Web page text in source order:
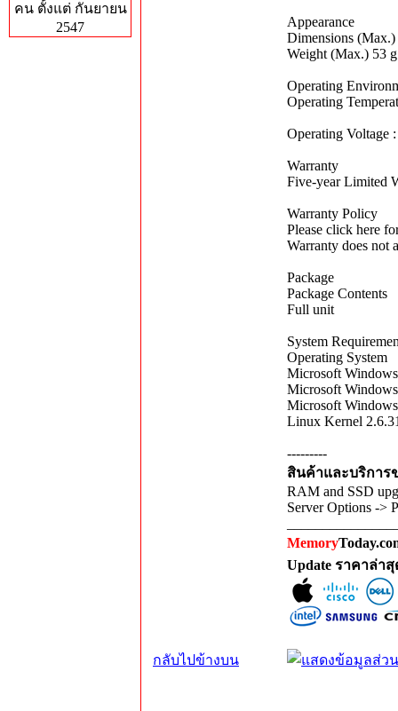
คน ตั้งแต่ กันยายน
2547
Appearance
Dimensions
Weight (Max.) 53
Operating
Operating
Operating Voltage
Warranty
Five-year Limited
Warranty Policy
Please click here
Warranty does not
Package
Package Contents
Full unit
System
Operating System
Microsoft
Microsoft
Microsoft
Linux Kernel
---------
สินค้าและบริการ
RAM and SSD
Server Options ->
Memory
Update ราคาล่า
กลับไปข้างบน